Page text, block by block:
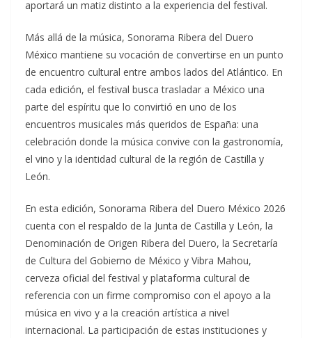
aportará un matiz distinto a la experiencia del festival.
Más allá de la música, Sonorama Ribera del Duero
México mantiene su vocación de convertirse en un punto
de encuentro cultural entre ambos lados del Atlántico. En
cada edición, el festival busca trasladar a México una
parte del espíritu que lo convirtió en uno de los
encuentros musicales más queridos de España: una
celebración donde la música convive con la gastronomía,
el vino y la identidad cultural de la región de Castilla y
León.
En esta edición, Sonorama Ribera del Duero México 2026
cuenta con el respaldo de la Junta de Castilla y León, la
Denominación de Origen Ribera del Duero, la Secretaría
de Cultura del Gobierno de México y Vibra Mahou,
cerveza oficial del festival y plataforma cultural de
referencia con un firme compromiso con el apoyo a la
música en vivo y a la creación artística a nivel
internacional. La participación de estas instituciones y